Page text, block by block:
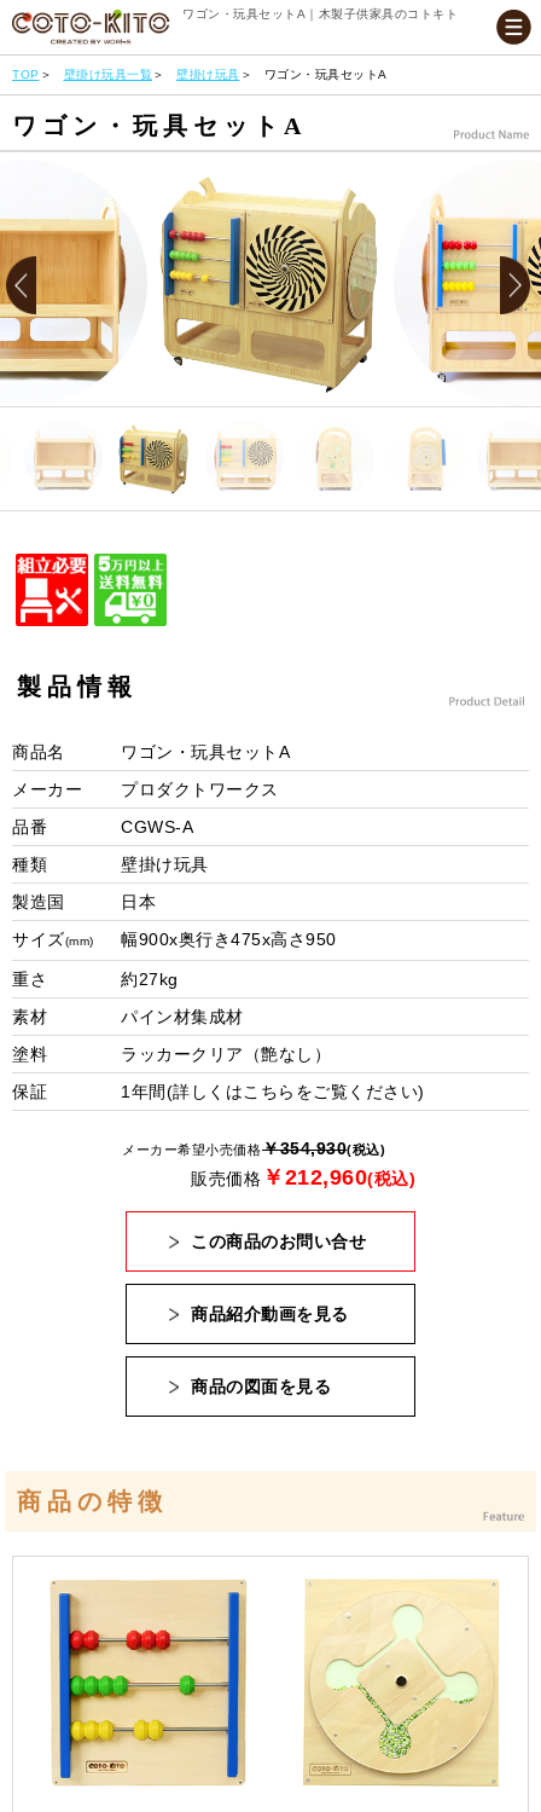
ワゴン・玩具セットA｜木製子供家具のコトキト
TOP 壁掛け玩具一覧 壁掛け玩具 ワゴン・玩具セットA
ワゴン・玩具セットA
製品情報
商品名
ワゴン・玩具セットA
メーカー
プロダクトワークス
品番
CGWS-A
種類
壁掛け玩具
製造国
日本
サイズ(mm) 幅900x奥行き475x高さ950
重さ
約27kg
素材
パイン材集成材
塗料
ラッカークリア（艶なし）
保証
1年間(詳しくはこちら をご覧ください)
メーカー希望小売価格￥354,930(税込)
販売価格 ￥212,960(税込)
この商品のお問い合せ
商品紹介動画を見る
商品の図面を見る
商品の特徴